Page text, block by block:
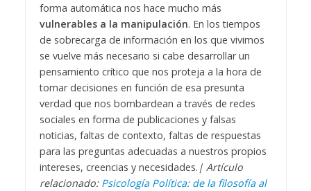
forma automática nos hace mucho más
vulnerables a la manipulación. En los tiempos
de sobrecarga de información en los que vivimos
se vuelve más necesario si cabe desarrollar un
pensamiento crítico que nos proteja a la hora de
tomar decisiones en función de esa presunta
verdad que nos bombardean a través de redes
sociales en forma de publicaciones y falsas
noticias, faltas de contexto, faltas de respuestas
para las preguntas adecuadas a nuestros propios
intereses, creencias y necesidades. | Artículo
relacionado: Psicología Política: de la filosofía al